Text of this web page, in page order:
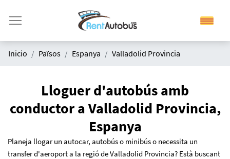
Inicio Països Espanya Valladolid Provincia
Lloguer d'autobús amb
conductor a Valladolid Provincia,
Espanya
Planeja llogar un autocar, autobús o minibús o necessita un
transfer d'aeroport a la regió de Valladolid Provincia? Està buscant